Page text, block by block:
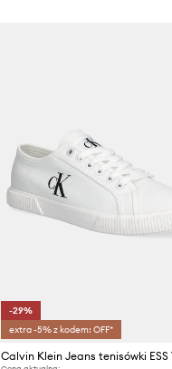
-29%
extra -5% z kodem: OFF*